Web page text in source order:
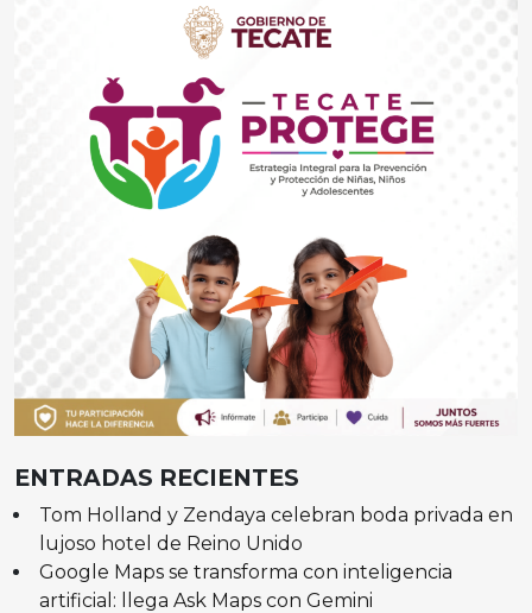
ENTRADAS RECIENTES
Tom Holland y Zendaya celebran boda privada en
lujoso hotel de Reino Unido
Google Maps se transforma con inteligencia
artificial: llega Ask Maps con Gemini